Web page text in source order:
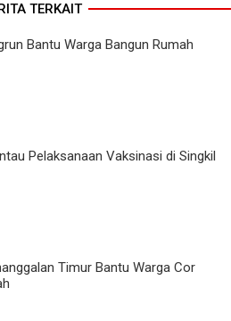
TERKAIT
Bantu Warga Bangun Rumah
Pelaksanaan Vaksinasi di Singkil
Timur Bantu Warga Cor